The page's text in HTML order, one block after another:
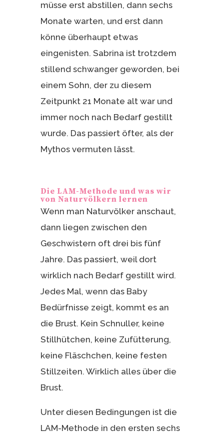
müsse erst abstillen, dann sechs
Monate warten, und erst dann
könne überhaupt etwas
eingenisten. Sabrina ist trotzdem
stillend schwanger geworden, bei
einem Sohn, der zu diesem
Zeitpunkt 21 Monate alt war und
immer noch nach Bedarf gestillt
wurde. Das passiert öfter, als der
Mythos vermuten lässt.
Die LAM-Methode und was wir
von Naturvölkern lernen
Wenn man Naturvölker anschaut,
dann liegen zwischen den
Geschwistern oft drei bis fünf
Jahre. Das passiert, weil dort
wirklich nach Bedarf gestillt wird.
Jedes Mal, wenn das Baby
Bedürfnisse zeigt, kommt es an
die Brust. Kein Schnuller, keine
Stillhütchen, keine Zufütterung,
keine Fläschchen, keine festen
Stillzeiten. Wirklich alles über die
Brust.
Unter diesen Bedingungen ist die
LAM-Methode in den ersten sechs